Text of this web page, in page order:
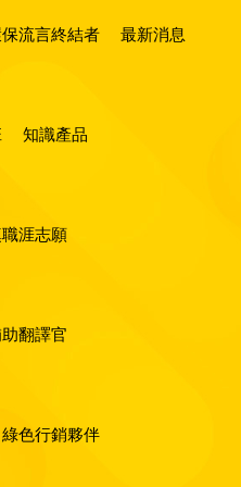
流言終結者 最新消息
知識產品
涯志願
翻譯官
綠色行銷夥伴